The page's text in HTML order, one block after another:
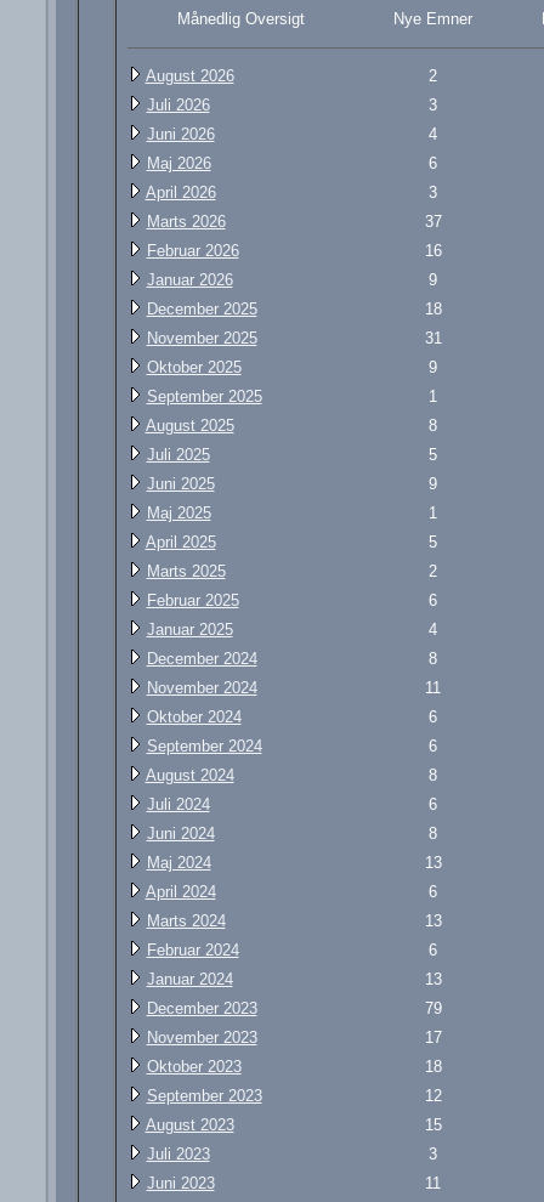
Månedlig Oversigt Nye Emner
August 2026
2
Juli 2026
3
Juni 2026
4
Maj 2026
6
April 2026
3
Marts 2026
37
Februar 2026
16
Januar 2026
9
December 2025
18
November 2025
31
Oktober 2025
9
September 2025
1
August 2025
8
Juli 2025
5
Juni 2025
9
Maj 2025
1
April 2025
5
Marts 2025
2
Februar 2025
6
Januar 2025
4
December 2024
8
November 2024
11
Oktober 2024
6
September 2024
6
August 2024
8
Juli 2024
6
Juni 2024
8
Maj 2024
13
April 2024
6
Marts 2024
13
Februar 2024
6
Januar 2024
13
December 2023
79
November 2023
17
Oktober 2023
18
September 2023
12
August 2023
15
Juli 2023
3
Juni 2023
11